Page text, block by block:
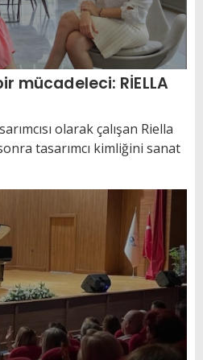
mücadeleci: RİELLA
olarak çalışan Riella
tasarımcı kimliğini sanat